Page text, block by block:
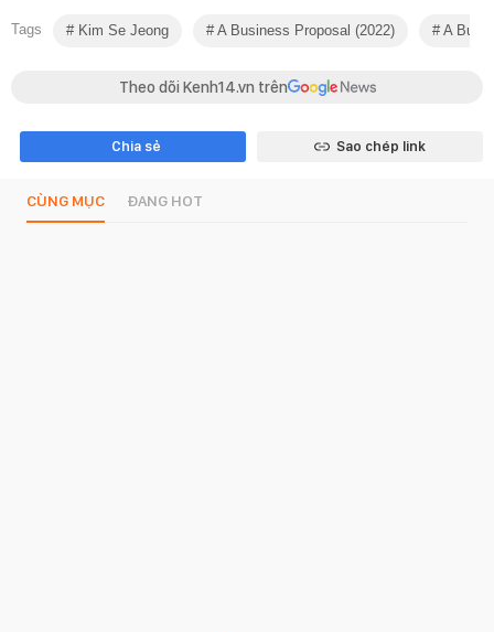
Tags Kim Se Jeong A Business Proposal (2022) A
Theo dõi Kenh14.vn trên
Chia sẻ Sao chép link
CÙNG MỤC ĐANG HOT